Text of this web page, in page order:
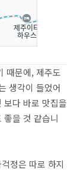
때문에, 제주도
생각이 들었어
보다 바로 맛집을
좋을 것 같습니
정은 따로 하지